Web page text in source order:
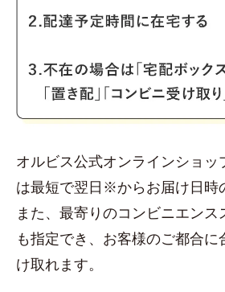
オルビス公式オンラインショッ
は最短で翌日※からお届け日時
また、最寄りのコンビニエンス
も指定でき、お客様のご都合に
け取れます。